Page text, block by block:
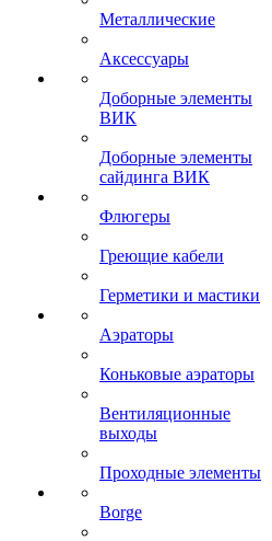
Металлические
Аксессуары
Доборные элементы
ВИК
Доборные элементы
сайдинга ВИК
Флюгеры
Греющие кабели
Герметики и мастики
Аэраторы
Коньковые аэраторы
Вентиляционные
выходы
Проходные элементы
Borge